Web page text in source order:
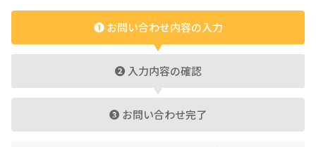
❶ お問い合わせ内容の入力
❷ 入力内容の確認
❸ お問い合わせ完了